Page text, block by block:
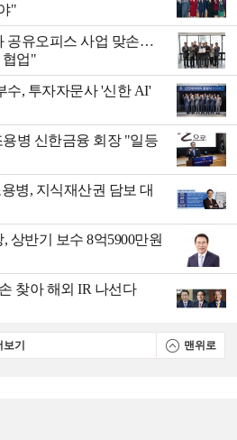
"
공유오피스 사업 맞손…
협업"
수, 투자자문사 '신한 AI'
병 신한금융 회장 "일등
병, 지식재산권 담보 대
상반기 보수 8억5900만원
찾아 해외 IR 나선다
보기 맨위로